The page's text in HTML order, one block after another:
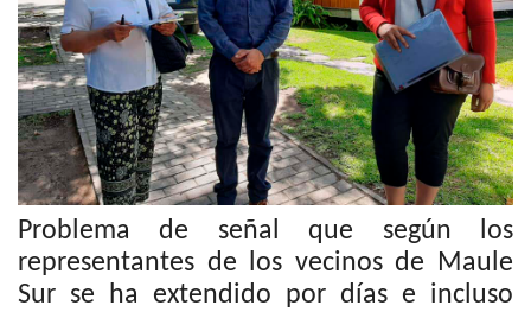
Problema de señal que según los
representantes de los vecinos de Maule
Sur se ha extendido por días e incluso